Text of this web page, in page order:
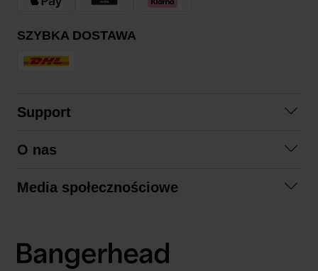
SZYBKA DOSTAWA
Support
Regulamin zakupów
O nas
Zrównoważony rozwój
Media społecznościowe
LinkedIn